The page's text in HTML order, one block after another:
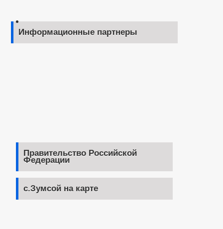
Информационные партнеры
Правительство Российской
Федерации
с.Зумсой на карте